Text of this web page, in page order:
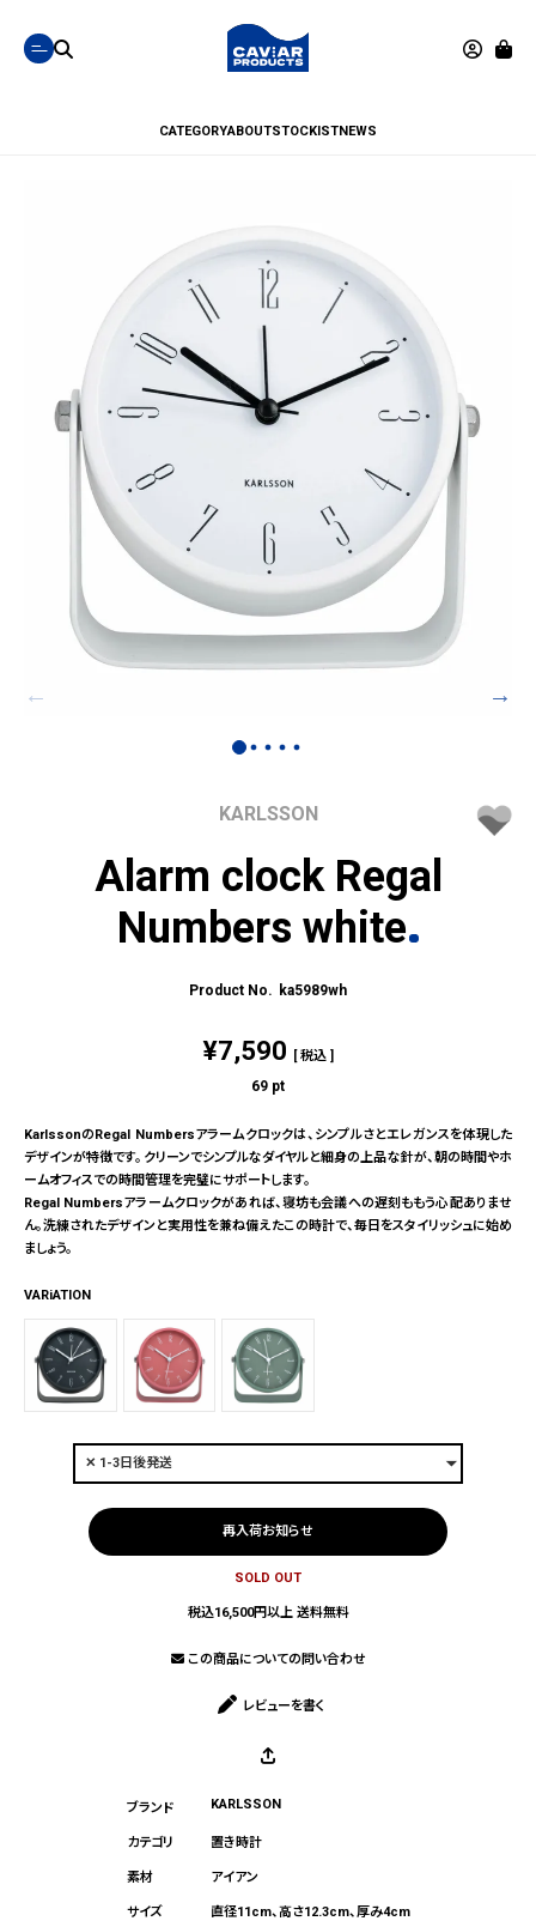
CATEGORYABOUTSTOCKISTNEWS
KARLSSON
Alarm clock Regal
Numbers white
ka5989wh
¥7,590 税込
69 pt
KarlssonのRegal Numbersアラームクロックは、シンプルさとエレガンスを体現した
デザインが特徴です。クリーンでシンプルなダイヤルと細身の上品な針が、朝の時間やホ
ームオフィスでの時間管理を完璧にサポートします。
Regal Numbersアラームクロックがあれば、寝坊も会議への遅刻ももう心配ありませ
ん。洗練されたデザインと実用性を兼ね備えたこの時計で、毎日をスタイリッシュに始め
ましょう。
VARiATION
再入荷お知らせ
SOLD OUT
税込16,500円以上 送料無料
この商品についての問い合わせ
レビューを書く
KARLSSON
置き時計
アイアン
直径11cm、高さ12.3cm、厚み4cm